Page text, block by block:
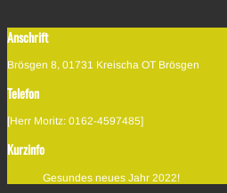
Anschrift
Brösgen 8, 01731 Kreischa OT Brösgen
Telefon
[Herr Moritz: 0162-4597485]
Kurzinfo
Gesundes neues Jahr 2022!